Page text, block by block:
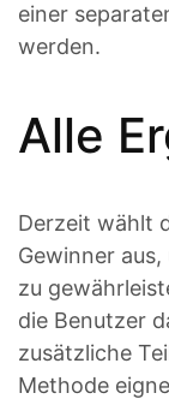
einer
werden.
Alle
Derzeit wählt
Gewinner
zu
die Benutzer
zusätzliche
Methode